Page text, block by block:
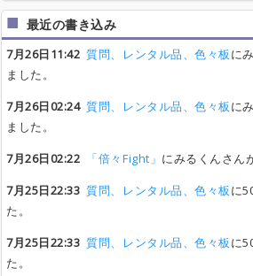
最近の書き込み
7月26日11:42 質問、レンタル品、色々板に
ました。
7月26日02:24 質問、レンタル品、色々板に
ました。
7月26日02:22
「倍々Fight」 にみるくんさん
7月25日22:33 質問、レンタル品、色々板に
た。
7月25日22:33 質問、レンタル品、色々板に
た。